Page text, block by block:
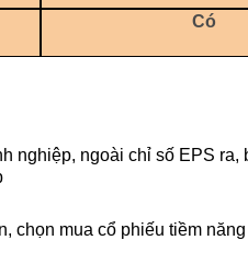
Có
nghiệp, ngoài chỉ số EPS ra,
chọn mua cổ phiếu tiềm